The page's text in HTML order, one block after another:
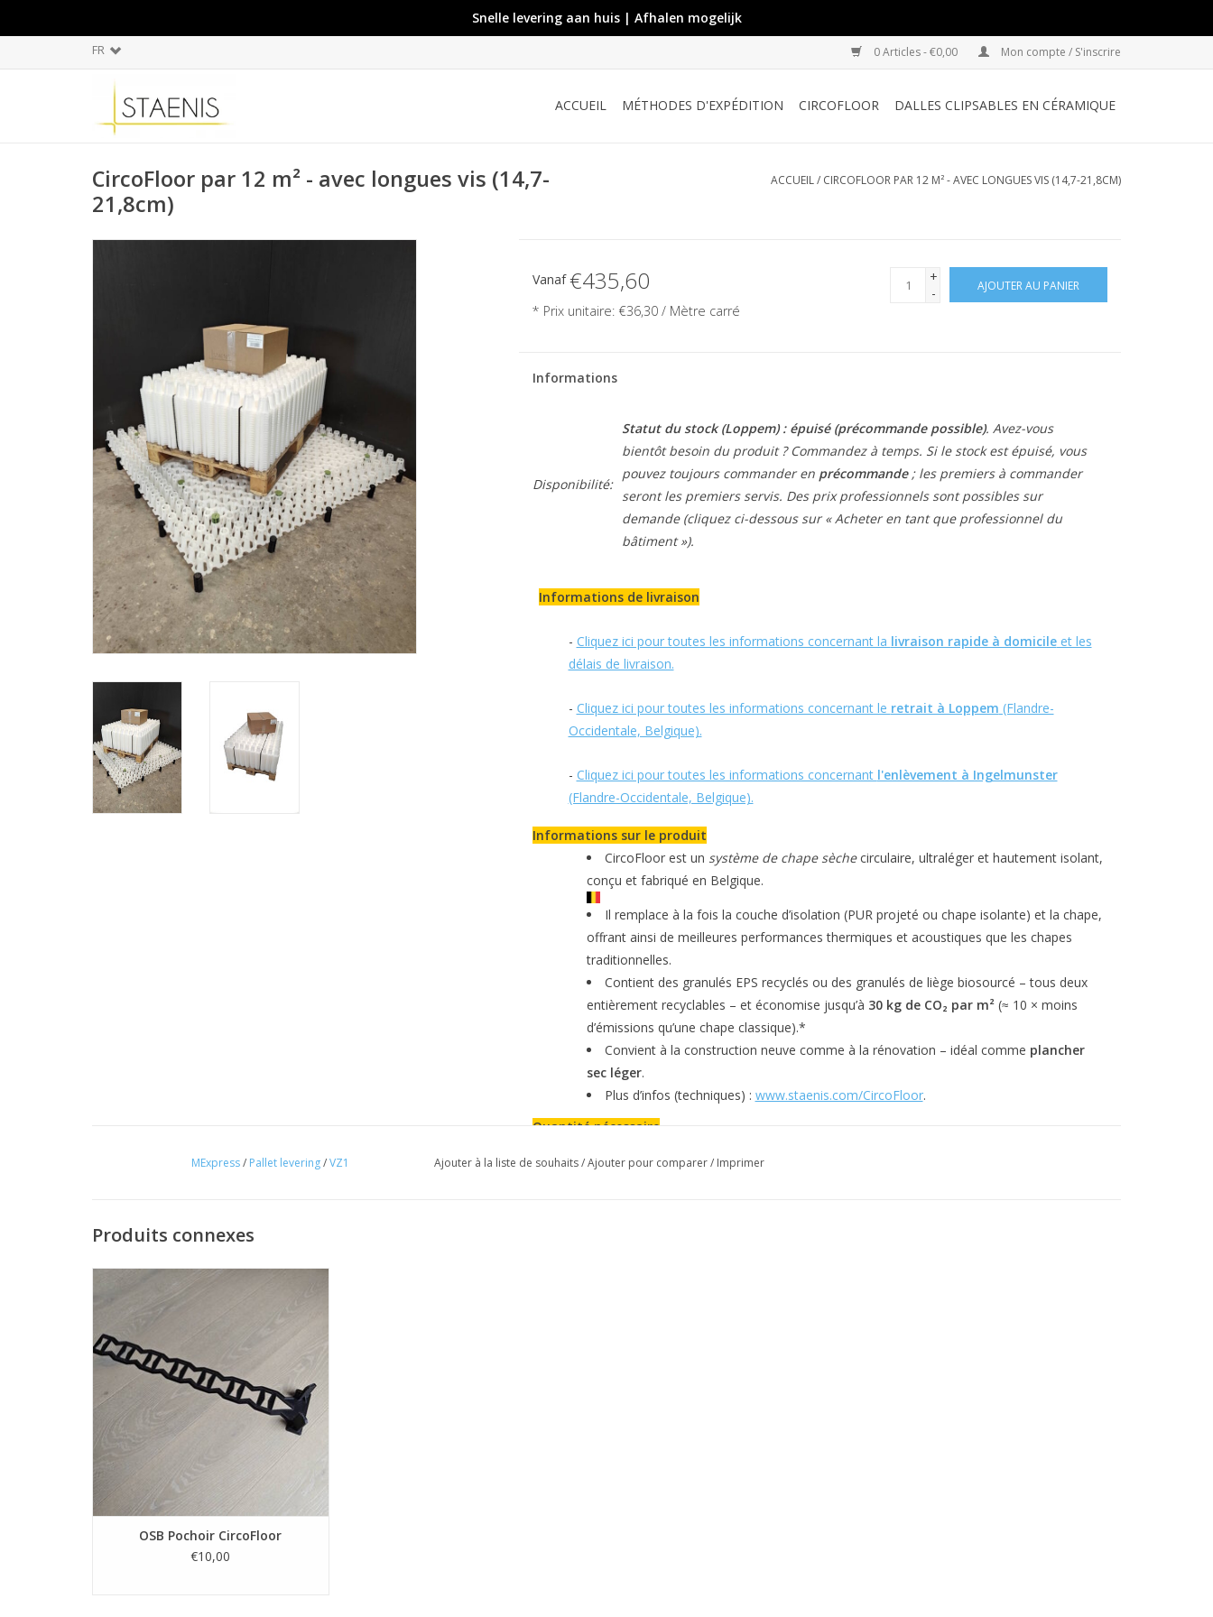
Snelle levering aan huis | Afhalen mogelijk
FR 0 Articles - €0,00 Mon compte / S'inscrire
ACCUEIL MÉTHODES D'EXPÉDITION CIRCOFLOOR DALLES CLIPSABLES EN CÉRAMIQUE
CircoFloor par 12 m² - avec longues vis (14,7-
21,8cm)
ACCUEIL/ CIRCOFLOOR PAR 12 M² - AVEC LONGUES VIS (14,7-21,8CM)
Vanaf€435,60
* Prix unitaire: €36,30 / Mètre carré
+
-
AJOUTER AU PANIER
Informations
Disponibilité:
Statut du stock (Loppem) : épuisé (précommande possible). Avez-vous
bientôt besoin du produit ? Commandez à temps. Si le stock est épuisé, vous
pouvez toujours commander en précommande; les premiers à commander
seront les premiers servis. Des prix professionnels sont possibles sur
demande (cliquez ci-dessous sur « Acheter en tant que professionnel du
bâtiment »).
Informations de livraison
- Cliquez ici pour toutes les informations concernant la livraison rapide à domicileet les
délais de livraison.
- Cliquez ici pour toutes les informations concernant le retrait à Loppem (Flandre-
Occidentale, Belgique).
- Cliquez ici pour toutes les informations concernant l'enlèvement à Ingelmunster
(Flandre-Occidentale, Belgique).
Informations sur le produit
CircoFloor est un système de chape sèchecirculaire, ultraléger et hautement isolant,
conçu et fabriqué en Belgique.
Il remplace à la fois la couche d’isolation (PUR projeté ou chape isolante) et la chape,
offrant ainsi de meilleures performances thermiques et acoustiques que les chapes
traditionnelles.
Contient des granulés EPS recyclés ou des granulés de liège biosourcé – tous deux
entièrement recyclables – et économise jusqu’à 30 kg de CO₂ par m²(≈ 10 × moins
d’émissions qu’une chape classique).*
Convient à la construction neuve comme à la rénovation – idéal comme plancher
sec léger.
Plus d’infos (techniques) : www.staenis.com/CircoFloor.
Quantité nécessaire
Palette pour 12 m² avec vis longues (14.7–21,8 cm)
MExpress/ Pallet levering/VZ1 Ajouter à la liste de souhaits/Ajouter pour comparer/ Imprimer
Produits connexes
AJOUTER AU PANIER
OSB Pochoir CircoFloor
€10,00